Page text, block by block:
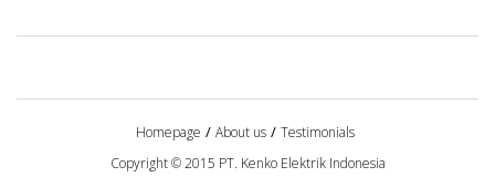
Homepage About us
Testimonials
Copyright © 2015 PT. Kenko Elektrik Indonesia